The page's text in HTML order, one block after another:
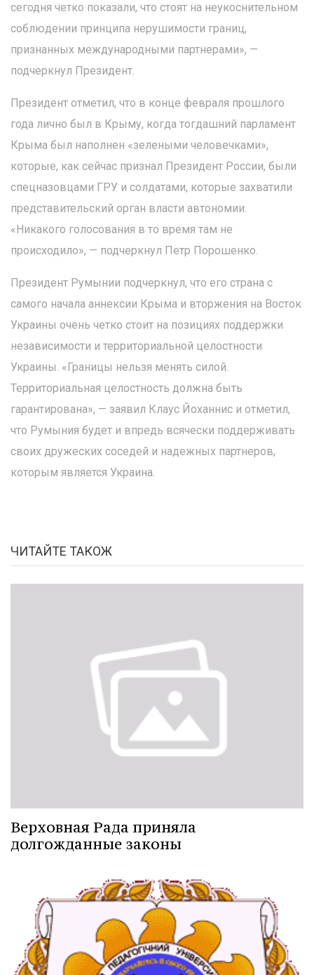
сегодня четко показали, что стоят на неукоснительном
соблюдении принципа нерушимости границ,
признанных международными партнерами», —
подчеркнул Президент.
Президент отметил, что в конце февраля прошлого
года лично был в Крыму, когда тогдашний парламент
Крыма был наполнен «зелеными человечками»,
которые, как сейчас признал Президент России, были
спецназовцами ГРУ и солдатами, которые захватили
представительский орган власти автономии.
«Никакого голосования в то время там не
происходило», — подчеркнул Петр Порошенко.
Президент Румынии подчеркнул, что его страна с
самого начала аннексии Крыма и вторжения на Восток
Украины очень четко стоит на позициях поддержки
независимости и территориальной целостности
Украины. «Границы нельзя менять силой.
Территориальная целостность должна быть
гарантирована», — заявил Клаус Йоханнис и отметил,
что Румыния будет и впредь всячески поддерживать
своих дружеских соседей и надежных партнеров,
которым является Украина.
ЧИТАЙТЕ ТАКОЖ
Верховная Рада приняла
долгожданные законы